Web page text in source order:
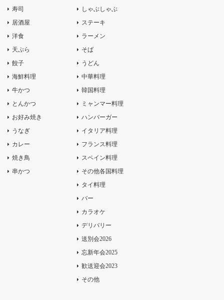
寿司
居酒屋
洋食
天ぷら
餃子
海鮮料理
牛かつ
とんかつ
お好み焼き
うなぎ
カレー
焼き鳥
串かつ
しゃぶしゃぶ
ステーキ
ラーメン
そば
うどん
中華料理
韓国料理
ミャンマー料理
ハンバーガー
イタリア料理
フランス料理
スペイン料理
その他各国料理
タイ料理
バー
カラオケ
デリバリー
送別会2026
忘新年会2025
歓送迎会2023
その他